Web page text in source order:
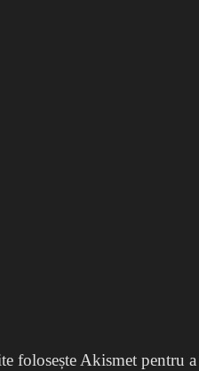
folosește Akismet pentru